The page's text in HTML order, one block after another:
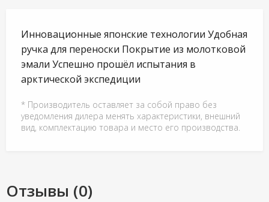
Инновационные японские технологии Удобная
ручка для переноски Покрытие из молотковой
эмали Успешно прошёл испытания в
арктической экспедиции
* Производитель оставляет за собой право без
уведомления дилера менять характеристики, внешний
вид, комплектацию товара и место его производства.
Отзывы (0)